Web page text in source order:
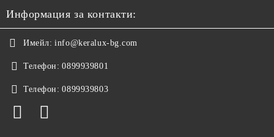
Информация за контакти:
Имейл: info@keralux-bg.com
Телефон: 0899939801
Телефон: 0899939803